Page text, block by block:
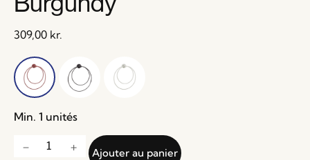
309,00 kr.
Min. 1 unités
Ajouter au panier